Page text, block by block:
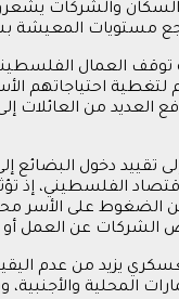
السكان والشركات
مستويات
توقف العمال
لتغطية احتياجاتهم
العديد من العائلات
تقييد دخول
الفلسطيني، إذ
من الضغوط على الأسر
الشركات عن العمل
يزيد من عدم
المحلية